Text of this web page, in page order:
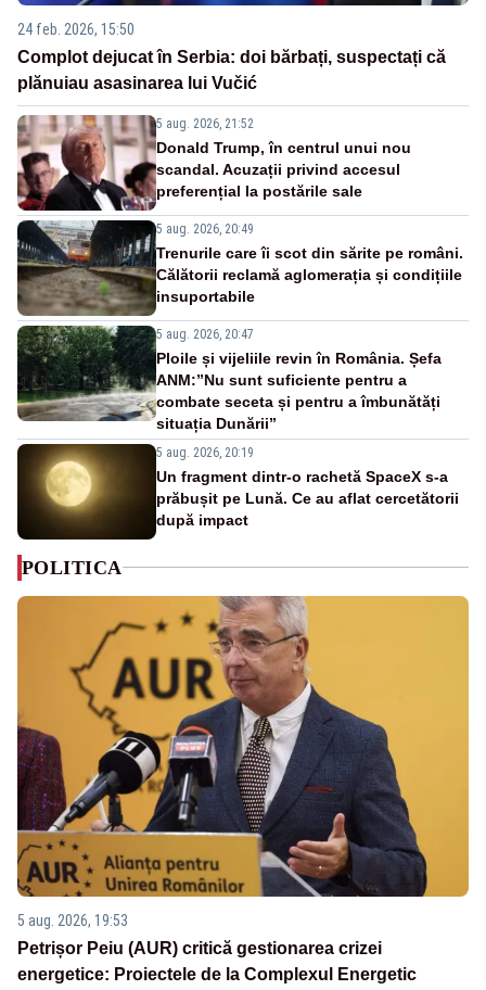
24 feb. 2026, 15:50
Complot dejucat în Serbia: doi bărbați, suspectați că
plănuiau asasinarea lui Vučić
5 aug. 2026, 21:52
Donald Trump, în centrul unui nou
scandal. Acuzații privind accesul
preferențial la postările sale
5 aug. 2026, 20:49
Trenurile care îi scot din sărite pe români.
Călătorii reclamă aglomerația și condițiile
insuportabile
5 aug. 2026, 20:47
Ploile și vijeliile revin în România. Șefa
ANM:”Nu sunt suficiente pentru a
combate seceta și pentru a îmbunătăți
situația Dunării”
5 aug. 2026, 20:19
Un fragment dintr-o rachetă SpaceX s-a
prăbușit pe Lună. Ce au aflat cercetătorii
după impact
POLITICA
5 aug. 2026, 19:53
Petrișor Peiu (AUR) critică gestionarea crizei
energetice: Proiectele de la Complexul Energetic